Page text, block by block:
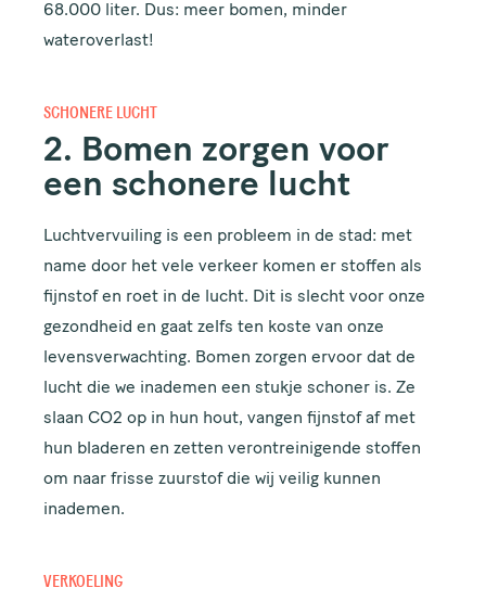
68.000 liter. Dus: meer bomen, minder
wateroverlast!
SCHONERE LUCHT
2. Bomen zorgen voor
een schonere lucht
Luchtvervuiling is een probleem in de stad: met
name door het vele verkeer komen er stoffen als
fijnstof en roet in de lucht. Dit is slecht voor onze
gezondheid en gaat zelfs ten koste van onze
levensverwachting. Bomen zorgen ervoor dat de
lucht die we inademen een stukje schoner is. Ze
slaan CO2 op in hun hout, vangen fijnstof af met
hun bladeren en zetten verontreinigende stoffen
om naar frisse zuurstof die wij veilig kunnen
inademen.
VERKOELING